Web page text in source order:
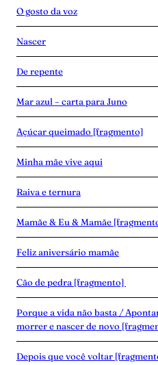
O gosto da voz
Nascer
De repente
Mar azul – carta para Juno
Açúcar queimado [fragmento]
Minha mãe vive aqui
Raiva e ternura
Mamãe & Eu & Mamãe
Feliz aniversário mamãe
Cão de pedra [fragmento]
Porque a vida não basta /
morrer e nascer de novo
Depois que você voltar